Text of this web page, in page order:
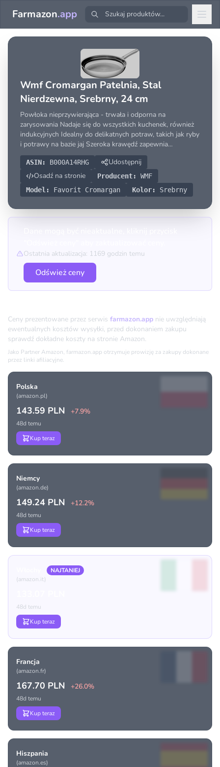
Farmazon.app
Wmf Cromargan Patelnia, Stal
Nierdzewna, Srebrny, 24 cm
Powłoka nieprzywierająca - trwała i odporna na
zarysowania Nadaje się do wszystkich kuchenek, również
indukcyjnych Idealny do delikatnych potraw, takich jak ryby
i potrawy na bazie jaj Szeroka krawędź zapewnia
wylewanie zawartości bez uronienia kropli Optymalny
rozmiar patelni
ASIN: B000A14RHG
Udostępnij
Osadź na stronie
Producent:
WMF
Model:
Favorit Cromargan Kolor: Srebrny
Ostatnia aktualizacja: 1169 godzin temu
Odśwież ceny
Ceny prezentowane przez serwis farmazon.app nie uwzględniają
ewentualnych kosztów wysyłki, przed dokonaniem zakupu
sprawdź dokładne koszty na stronie Amazon.
Jako Partner Amazon, farmazon.app otrzymuje prowizję za zakupy dokonane
przez linki afiliacyjne.
Polska
(amazon.pl)
143.59 PLN +7.9%
48d temu
Kup teraz
Niemcy
(amazon.de)
149.24 PLN +12.2%
48d temu
Kup teraz
NAJTANIEJ
(amazon.it)
48d temu
Kup teraz
Francja
(amazon.fr)
167.70 PLN +26.0%
48d temu
Kup teraz
Hiszpania
(amazon.es)